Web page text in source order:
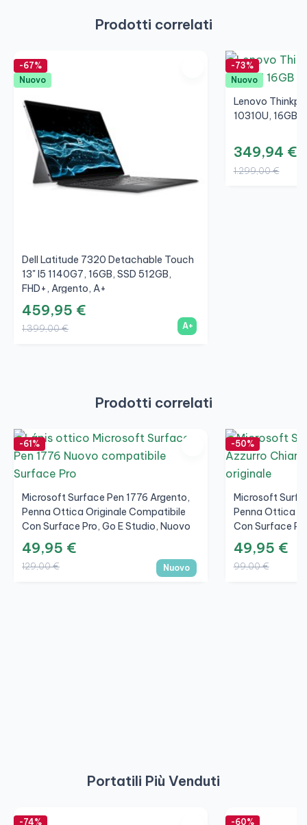
Prodotti correlati
-67%
Nuovo
Dell Latitude 7320 Detachable Touch
13" I5 1140G7, 16GB, SSD 512GB,
FHD+, Argento, A+
459,95 €
1.399,00 € A+
-73%
Nuovo
Lenovo
10310U, 16GB,
349,94 €
1.299,00 €
Prodotti correlati
-61%
Microsoft Surface Pen 1776 Argento,
Penna Ottica Originale Compatibile
Con Surface Pro, Go E Studio, Nuovo
49,95 €
129,00 € Nuovo
-50%
Microsoft
Penna Ottica
Con Surface
49,95 €
99,00 €
Portatili Più Venduti
-74% -60%